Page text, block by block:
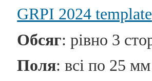
GRPI 2024 template
Обсяг: рівно 3
Поля: всі по 25 мм